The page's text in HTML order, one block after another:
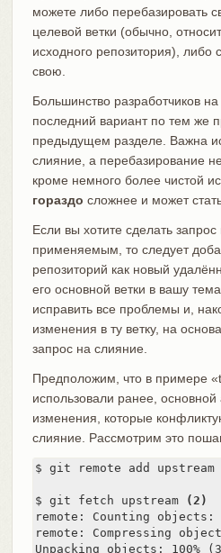
можете либо перебазировать
целевой ветки (обычно,
исходного репозитория), либо
свою.
Большинство разработчиков
последний вариант по тем же
предыдущем разделе. Важна
слияние, а перебазирование
кроме немного более чистой
гораздо сложнее и может
Если вы хотите сделать
применяемым, то следует
репозиторий как новый
его основной ветки в вашу
исправить все проблемы и,
изменения в ту ветку, на
запрос на слияние.
Предположим, что в примере
использовали ранее, основной
изменения, которые
слияние. Рассмотрим это
$ git remote add
$ git fetch upstream
(2)
remote: Counting objects:
remote: Compressing
Unpacking objects: 100%